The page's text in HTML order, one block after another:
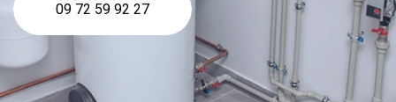
09 72 59 92 27